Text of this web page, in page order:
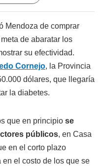
Mendoza de comprar
de abaratar los
su efectividad.
Cornejo, la Provincia
dólares, que llegaría
la diabetes.
que en principio se
públicos, en Casa
en el corto plazo
el costo de los que se